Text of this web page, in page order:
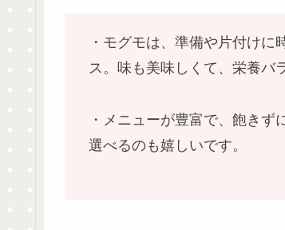
・モグモは、準備や片付け
ス。味も美味しくて、栄養バ
・メニューが豊富で、飽き
選べるのも嬉しいです。